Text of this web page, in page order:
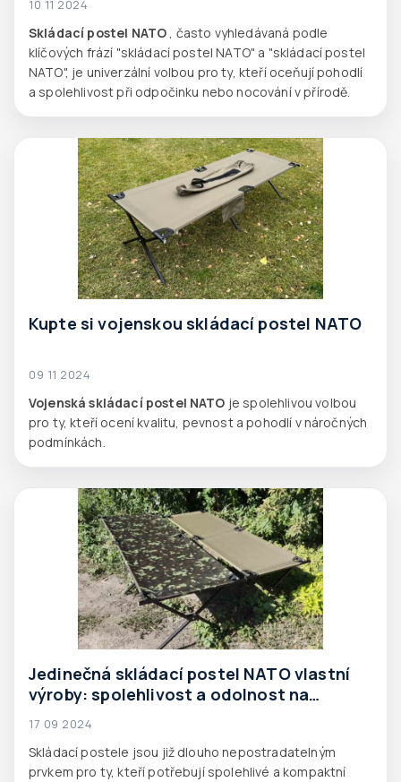
10 11 2024
Skládací postel NATO, často vyhledávaná podle
klíčových frází "skládací postel NATO" a "skládací postel
NATO", je univerzální volbou pro ty, kteří oceňují pohodlí
a spolehlivost při odpočinku nebo nocování v přírodě.
Kupte si vojenskou skládací postel NATO
09 11 2024
Vojenská skládací postel NATO je spolehlivou volbou
pro ty, kteří ocení kvalitu, pevnost a pohodlí v náročných
podmínkách.
Jedinečná skládací postel NATO vlastní
výroby: spolehlivost a odolnost na
17 09 2024
Skládací postele jsou již dlouho nepostradatelným
prvkem pro ty, kteří potřebují spolehlivé a kompaktní